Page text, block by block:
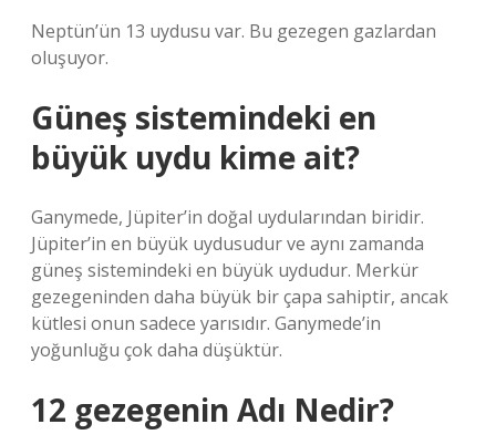
Neptün’ün 13 uydusu var. Bu gezegen gazlardan
oluşuyor.
Güneş sistemindeki en
büyük uydu kime ait?
Ganymede, Jüpiter’in doğal uydularından biridir.
Jüpiter’in en büyük uydusudur ve aynı zamanda
güneş sistemindeki en büyük uydudur. Merkür
gezegeninden daha büyük bir çapa sahiptir, ancak
kütlesi onun sadece yarısıdır. Ganymede’in
yoğunluğu çok daha düşüktür.
12 gezegenin Adı Nedir?